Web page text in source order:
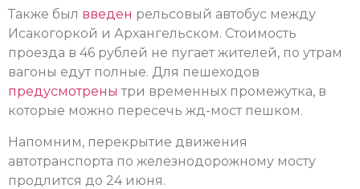
Также был введен рельсовый автобус между
Исакогоркой и Архангельском. Стоимость
проезда в 46 рублей не пугает жителей, по утрам
вагоны едут полные. Для пешеходов
предусмотрены три временных промежутка, в
которые можно пересечь жд-мост пешком.
Напомним, перекрытие движения
автотранспорта по железнодорожному мосту
продлится до 24 июня.